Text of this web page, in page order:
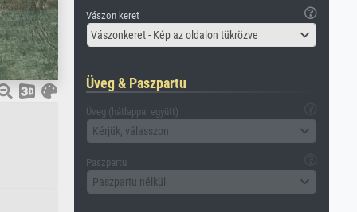
Vászon keret
Vászonkeret - Kép az oldalon tükrözve
Üveg & Paszpartu
Üveg (hátlappal együtt)
Kérjük, válasszon
Paszpartu
Paszpartu nélkül